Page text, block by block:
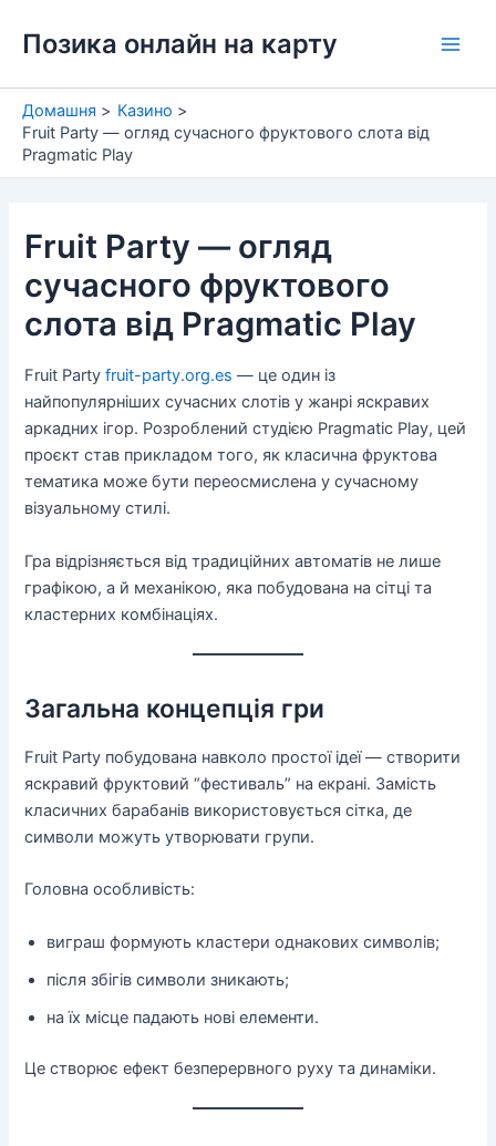
Позика онлайн на карту
Домашня
Казино
Fruit Party — огляд сучасного фруктового слота від
Pragmatic Play
Fruit Party — огляд
сучасного фруктового
слота від Pragmatic Play
Fruit Partyfruit-party.org.es — це один із
найпопулярніших сучасних слотів у жанрі яскравих
аркадних ігор. Розроблений студією Pragmatic Play, цей
проєкт став прикладом того, як класична фруктова
тематика може бути переосмислена у сучасному
візуальному стилі.
Гра відрізняється від традиційних автоматів не лише
графікою, а й механікою, яка побудована на сітці та
кластерних комбінаціях.
Загальна концепція гри
Fruit Party побудована навколо простої ідеї — створити
яскравий фруктовий “фестиваль” на екрані. Замість
класичних барабанів використовується сітка, де
символи можуть утворювати групи.
Головна особливість:
виграш формують кластери однакових символів;
після збігів символи зникають;
на їх місце падають нові елементи.
Це створює ефект безперервного руху та динаміки.